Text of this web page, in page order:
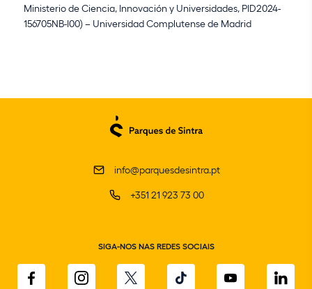
Ministerio de Ciencia, Innovación y Universidades, PID2024-
156705NB-I00) – Universidad Complutense de Madrid
info@parquesdesintra.pt
+351 21 923 73 00
SIGA-NOS NAS REDES SOCIAIS